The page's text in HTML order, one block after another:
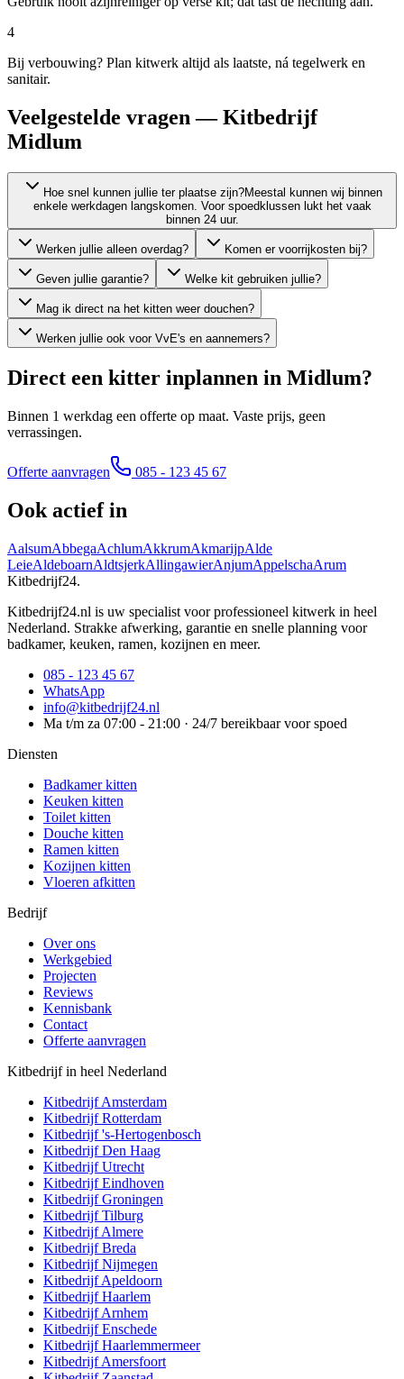
4
Bij verbouwing? Plan kitwerk altijd als laatste, ná tegelwerk en
sanitair.
Veelgestelde vragen — Kitbedrijf
Midlum
Hoe snel kunnen jullie ter plaatse zijn?Meestal kunnen wij binnen
enkele werkdagen langskomen. Voor spoedklussen lukt het vaak
binnen 24 uur.
Werken jullie alleen overdag? Komen er voorrijkosten bij?
Geven jullie garantie? Welke kit gebruiken jullie?
Mag ik direct na het kitten weer douchen?
Werken jullie ook voor VvE's en aannemers?
Direct een kitter inplannen in Midlum?
Binnen 1 werkdag een offerte op maat. Vaste prijs, geen
verrassingen.
Offerte aanvragen 085 - 123 45 67
Ook actief in
AalsumAbbegaAchlumAkkrumAkmarijpAlde
LeieAldeboarnAldtsjerkAllingawierAnjumAppelschaArum
Kitbedrijf24.
Kitbedrijf24.nl is uw specialist voor professioneel kitwerk in heel
Nederland. Strakke afwerking, garantie en snelle planning voor
badkamer, keuken, ramen, kozijnen en meer.
085 - 123 45 67
WhatsApp
info@kitbedrijf24.nl
Ma t/m za 07:00 - 21:00 · 24/7 bereikbaar voor spoed
Diensten
Badkamer kitten
Keuken kitten
Toilet kitten
Douche kitten
Ramen kitten
Kozijnen kitten
Vloeren afkitten
Bedrijf
Over ons
Werkgebied
Projecten
Reviews
Kennisbank
Contact
Offerte aanvragen
Kitbedrijf in heel Nederland
KitbedrijfAmsterdam
KitbedrijfRotterdam
Kitbedrijf's-Hertogenbosch
KitbedrijfDen Haag
KitbedrijfUtrecht
KitbedrijfEindhoven
KitbedrijfGroningen
KitbedrijfTilburg
KitbedrijfAlmere
KitbedrijfBreda
KitbedrijfNijmegen
KitbedrijfApeldoorn
KitbedrijfHaarlem
KitbedrijfArnhem
KitbedrijfEnschede
KitbedrijfHaarlemmermeer
KitbedrijfAmersfoort